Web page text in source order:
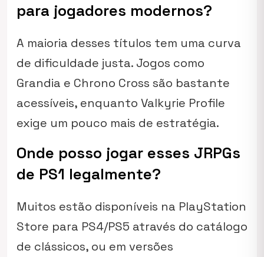
para jogadores modernos?
A maioria desses títulos tem uma curva
de dificuldade justa. Jogos como
Grandia e Chrono Cross são bastante
acessíveis, enquanto Valkyrie Profile
exige um pouco mais de estratégia.
Onde posso jogar esses JRPGs
de PS1 legalmente?
Muitos estão disponíveis na PlayStation
Store para PS4/PS5 através do catálogo
de clássicos, ou em versões